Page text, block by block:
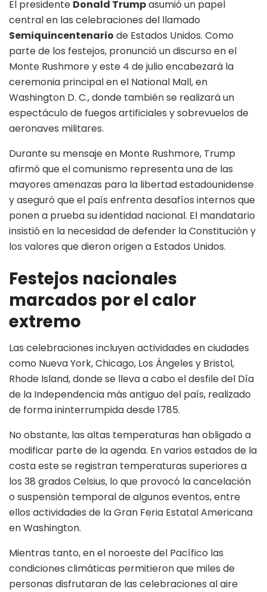
El presidente Donald Trumpasumió un papel
central en las celebraciones del llamado
Semiquincentenario de Estados Unidos. Como
parte de los festejos, pronunció un discurso en el
Monte Rushmore y este 4 de julio encabezará la
ceremonia principal en el National Mall, en
Washington D. C., donde también se realizará un
espectáculo de fuegos artificiales y sobrevuelos de
aeronaves militares.
Durante su mensaje en Monte Rushmore, Trump
afirmó que el comunismo representa una de las
mayores amenazas para la libertad estadounidense
y aseguró que el país enfrenta desafíos internos que
ponen a prueba su identidad nacional. El mandatario
insistió en la necesidad de defender la Constitución y
los valores que dieron origen a Estados Unidos.
Festejos nacionales
marcados por el calor
extremo
Las celebraciones incluyen actividades en ciudades
como Nueva York, Chicago, Los Ángeles y Bristol,
Rhode Island, donde se lleva a cabo el desfile del Día
de la Independencia más antiguo del país, realizado
de forma ininterrumpida desde 1785.
No obstante, las altas temperaturas han obligado a
modificar parte de la agenda. En varios estados de la
costa este se registran temperaturas superiores a
los 38 grados Celsius, lo que provocó la cancelación
o suspensión temporal de algunos eventos, entre
ellos actividades de la Gran Feria Estatal Americana
en Washington.
Mientras tanto, en el noroeste del Pacífico las
condiciones climáticas permitieron que miles de
personas disfrutaran de las celebraciones al aire